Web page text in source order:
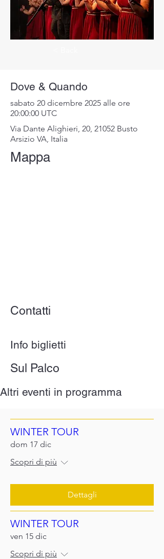
Dove & Quando
sabato 20 dicembre 2025 alle ore
20:00:00 UTC
Via Dante Alighieri, 20, 21052 Busto
Arsizio VA, Italia
Mappa
Contatti
Info biglietti
Sul Palco
Altri eventi in programma
WINTER TOUR
dom 17 dic
Scopri di più
Dettagli
WINTER TOUR
ven 15 dic
Scopri di più